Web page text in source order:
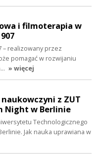
i filmoterapia w
– realizowany przez
pomagać w rozwijaniu
» więcej
z ZUT
Night w Berlinie
Technologicznego
Jak nauka uprawiana w